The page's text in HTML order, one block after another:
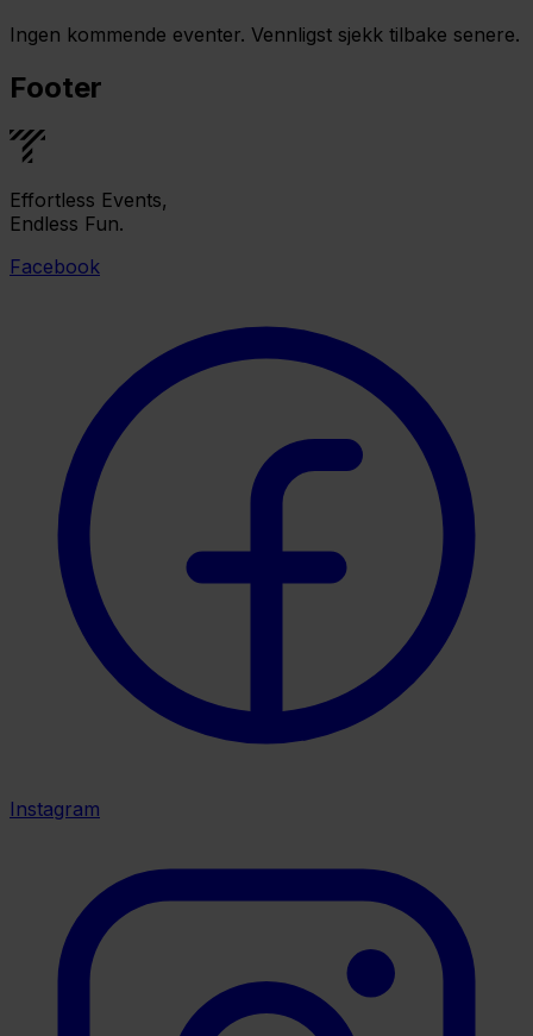
Ingen kommende eventer. Vennligst sjekk tilbake senere.
Footer
Effortless Events,
Endless Fun.
Facebook
Instagram